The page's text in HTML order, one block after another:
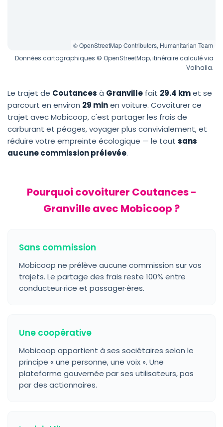
© OpenStreetMap Contributors, Humanitarian Team
Données cartographiques © OpenStreetMap, itinéraire calculé via
Valhalla.
Le trajet de Coutances à Granville fait 29.4 kmet se
parcourt en environ 29 minen voiture. Covoiturer ce
trajet avec Mobicoop, c'est partager les frais de
carburant et péages, voyager plus convivialement, et
réduire votre empreinte écologique — le tout sans
aucune commission prélevée.
Pourquoi covoiturer Coutances -
Granville avec Mobicoop ?
Sans commission
Mobicoop ne prélève aucune commission sur vos
trajets. Le partage des frais reste 100% entre
conducteur·rice et passager·ères.
Une coopérative
Mobicoop appartient à ses sociétaires selon le
principe « une personne, une voix ». Une
plateforme gouvernée par ses utilisateurs, pas
par des actionnaires.